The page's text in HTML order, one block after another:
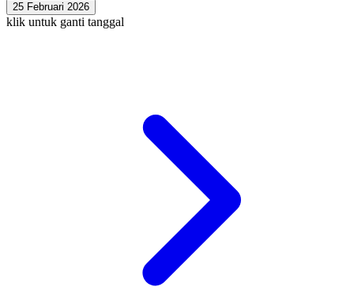
25 Februari 2026
klik untuk ganti tanggal